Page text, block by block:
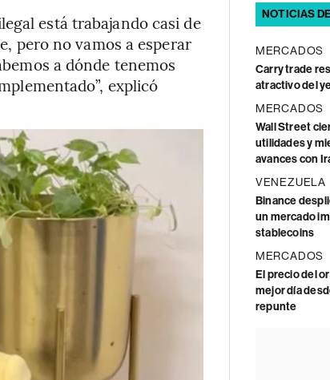
está trabajando casi de
pero no vamos a esperar
a dónde tenemos
explicó
NOTICIAS
MERCADOS
Carry trade
atractivo del
MERCADOS
Wall Street
utilidades y
avances con
VENEZUELA
Binance
un mercado
stablecoins
MERCADOS
El precio del
mejor día
repunte